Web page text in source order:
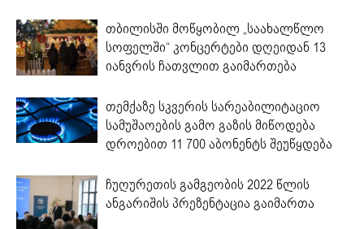
თბილისში მოწყობილ „საახალწლო
სოფელში“ კონცერტები დღეიდან 13
იანვრის ჩათვლით გაიმართება
თემქაზე სკვერის სარეაბილიტაციო
სამუშაოების გამო გაზის მიწოდება
დროებით 11 700 აბონენტს შეუწყდება
ჩუღურეთის გამგეობის 2022 წლის
ანგარიშის პრეზენტაცია გაიმართა